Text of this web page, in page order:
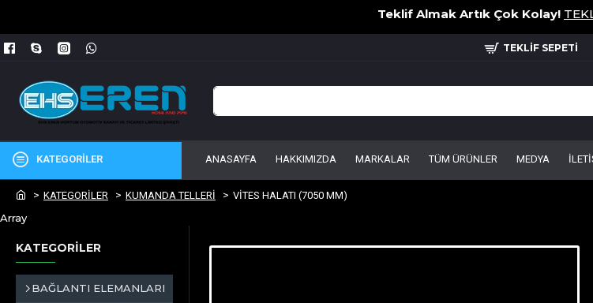
Teklif Almak Artık Çok Kolay!
TEKLİF SEPETİ
KATEGORİLER ANASAYFA HAKKIMIZDA MARKALAR TÜM ÜRÜNLER MEDYA
KATEGORİLER KUMANDA TELLERİ VİTES HALATI (7050 MM)
Array
KATEGORİLER
BAĞLANTI ELEMANLARI